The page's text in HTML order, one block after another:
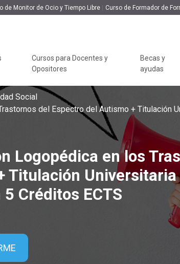
de Monitor de Ocio y Tiempo Libre Curso de Formador de
CONOCE RED EDUCA
¿Quiénes somos?
Responsabilidad Social
Preguntas Frecuentes
Claustro
Modelo Académico
Cursos para Docentes y
Opositores
Cursos para
con
Becas y
ayudas
CUERPO DE MAESTROS
Oposiciones Maestros
Temario Especialidades
Recursos Especialidades
Maestros
Profesorado
Temario
Recursos
en los Trastornos del Espectro
Escolar con 5 Créditos ECTS
305 H 5 ECTS 360€ 306€
Social
del Espectro del Autismo + Titulación
Logopédica en los
Titulación Universitaria
Créditos ECTS